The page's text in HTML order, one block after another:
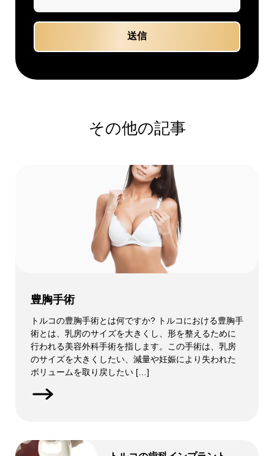
その他の記事
豊胸手術
トルコの豊胸手術とは何ですか? トルコにおける豊胸手
術とは、乳房のサイズを大きくし、形を整えるために
行われる美容外科手術を指します。この手術は、乳房
のサイズを大きくしたい、減量や妊娠により失われた
ボリュームを取り戻したい […]